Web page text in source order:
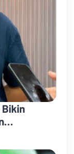
Bikin
Kampus